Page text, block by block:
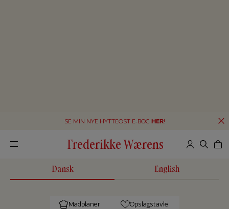
SE MIN NYE HYTTEOST E-BOG HER!
Frederikke Wærens
Dansk English
Madplaner Opslagstavle